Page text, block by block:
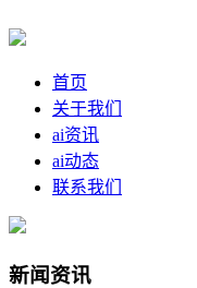
首页
关于我们
ai资讯
ai动态
联系我们
新闻资讯